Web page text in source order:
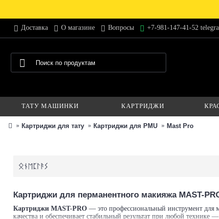
Доставка О магазине Вопросы +7-981-147-41-52
ТАТУ МАШИНКИ КАРТРИДЖИ
Картриджи для тату Картриджи для PMU Mast Pro
Картриджи для перманентного макияжа MAST-
Картриджи MAST-PRO — это профессиональный инструмент для
качества и обеспечивает стабильный результат при любой технике